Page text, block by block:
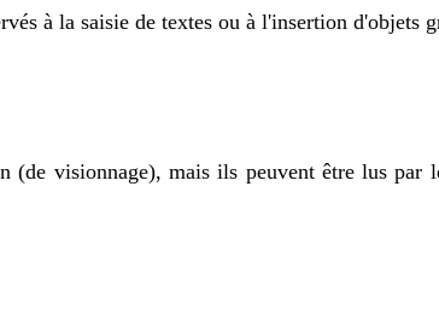
à la saisie de textes ou à l'insertion d'objets
(de visionnage), mais ils peuvent être lus par